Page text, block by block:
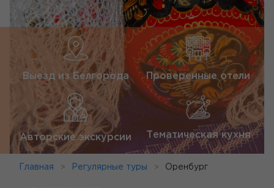
Выезд из Белгорода Проверенные отели
Авторские экскурсии Тематическая кухня
Главная Регулярные туры Оренбург